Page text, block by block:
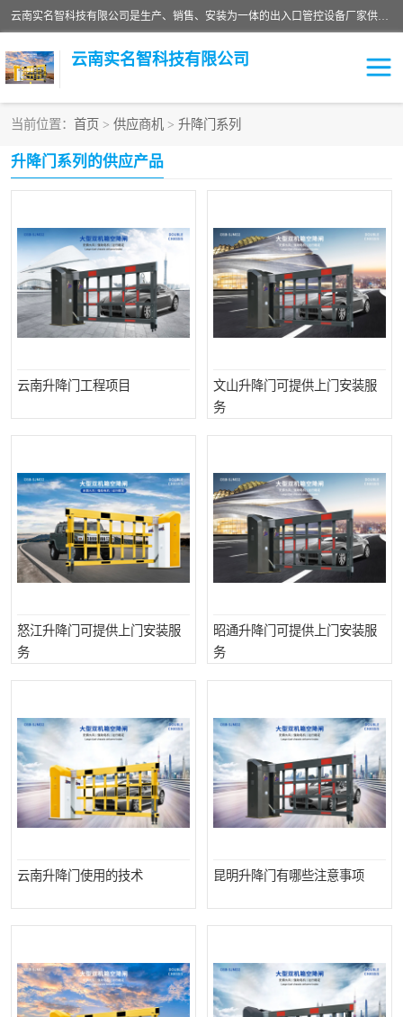
云南实名智科技有限公司是生产、销售、安装为一体的出入口管控设备厂家供应商。主营:电动伸缩门、道闸、广告道闸、重型空降闸、车牌识别、门禁通道、升降柱、岗亭、旗杆等智能设备。主营产品: 电动伸缩门,道闸门禁,车牌识别 生产、销售、安装为一体的出入口管控设备厂家源头供应商。
云南实名智科技有限公司
当前位置： 首页 > 供应商机 > 升降门系列
升降门系列的供应产品
云南升降门工程项目
文山升降门可提供上门安装服
务
怒江升降门可提供上门安装服
务
昭通升降门可提供上门安装服
务
云南升降门使用的技术 昆明升降门有哪些注意事项
车牌识别门系列
升降门系列 通道闸系列
小门系列 伸缩门